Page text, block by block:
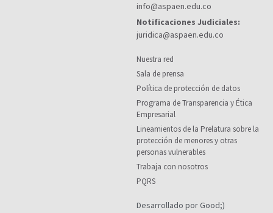
info@aspaen.edu.co
Notificaciones Judiciales:
juridica@aspaen.edu.co
Nuestra red
Sala de prensa
Política de protección de datos
Programa de Transparencia y Ética
Empresarial
Lineamientos de la Prelatura sobre la
protección de menores y otras
personas vulnerables
Trabaja con nosotros
PQRS
Desarrollado por Good;)